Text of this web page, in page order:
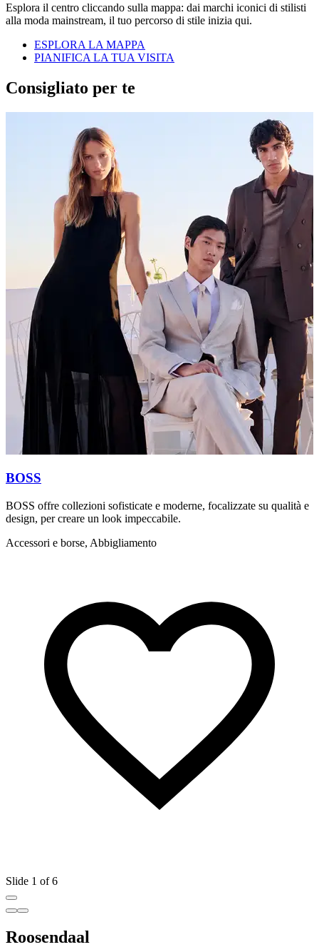
Esplora il centro cliccando sulla mappa: dai marchi iconici di stilisti
alla moda mainstream, il tuo percorso di stile inizia qui.
ESPLORA LA MAPPA
PIANIFICA LA TUA VISITA
Consigliato per te
BOSS
BOSS offre collezioni sofisticate e moderne, focalizzate su qualità e
design, per creare un look impeccabile.
Accessori e borse, Abbigliamento
Slide 1 of 6
Roosendaal